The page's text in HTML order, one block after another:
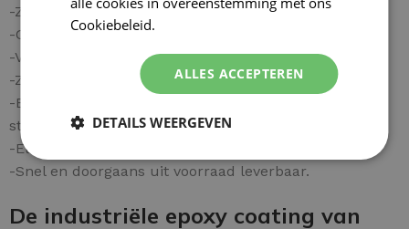
-Zeer goed te reinigen met water en zeep.
-Chemisch resistent (bijv. olie, benzine)
-Verwerkingstijd per blik: 20 minuten.
-Zijde-mat, met optie glans
-Epoxy coating is ook geschikt voor houten en
steenachtige ondergrond.
-Elke laag binnen 24 uur begaanbaar.
-Snel en doorgaans uit voorraad leverbaar.
De industriële epoxy coating van
Cookiebeleid.
ALLES ACCEPTEREN
DETAILS WEERGEVEN